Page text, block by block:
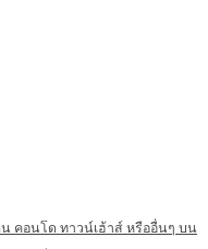
คอนโด ทาวน์เฮ้าส์ หรืออื่นๆ บน